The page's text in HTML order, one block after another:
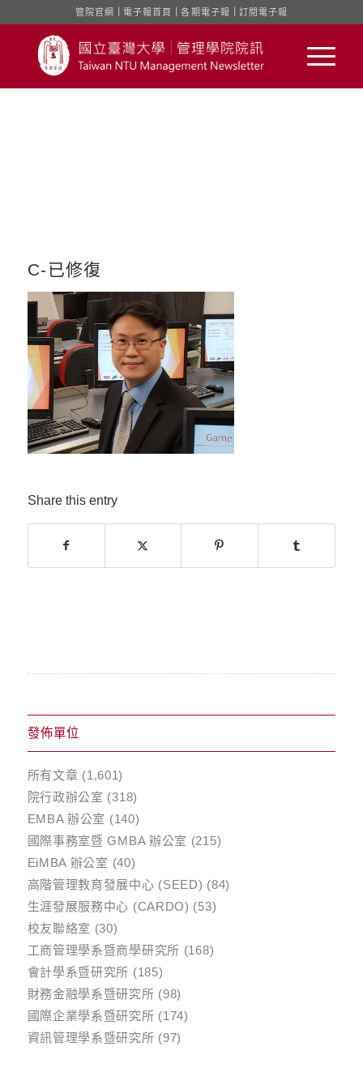
管院官網 電子報首頁 ｜各期電子報 訂閱電子報
C-已修復
Share this entry
發佈單位
所有文章 (1,601)
院行政辦公室 (318)
EMBA 辦公室 (140)
國際事務室暨 GMBA 辦公室 (215)
EiMBA 辦公室 (40)
高階管理教育發展中心 (SEED) (84)
生涯發展服務中心 (CARDO) (53)
校友聯絡室 (30)
工商管理學系暨商學研究所 (168)
會計學系暨研究所 (185)
財務金融學系暨研究所 (98)
國際企業學系暨研究所 (174)
資訊管理學系暨研究所 (97)